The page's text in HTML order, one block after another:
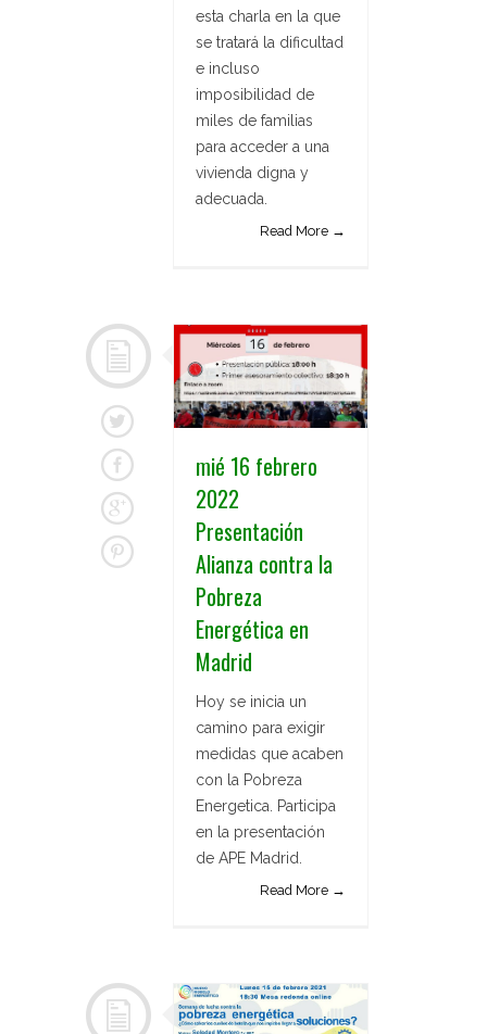
esta charla en la que
se tratará la dificultad
e incluso
imposibilidad de
miles de familias
para acceder a una
vivienda digna y
adecuada.
Read More →
mié 16 febrero
2022
Presentación
Alianza contra la
Pobreza
Energética en
Madrid
Hoy se inicia un
camino para exigir
medidas que acaben
con la Pobreza
Energetica. Participa
en la presentación
de APE Madrid.
Read More →